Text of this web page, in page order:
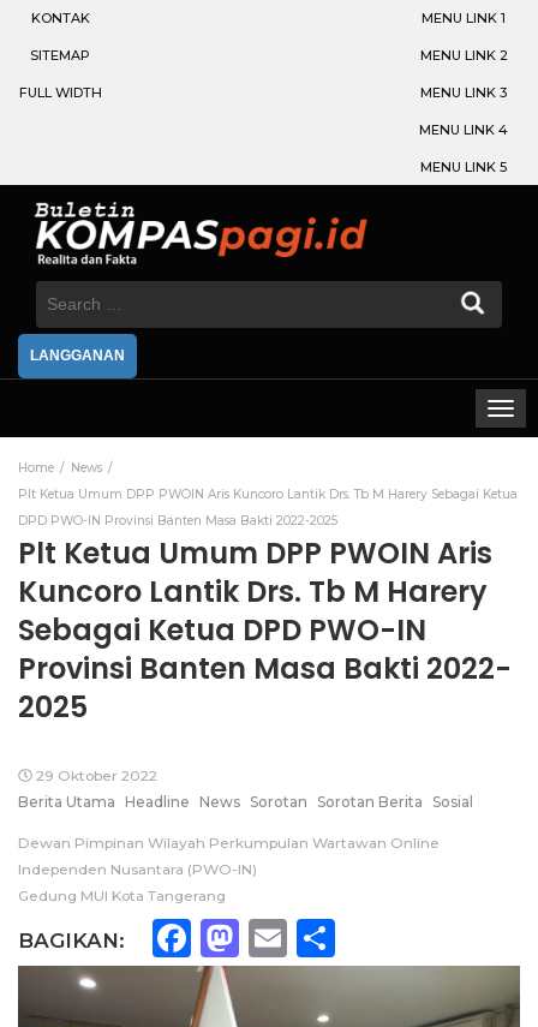
KONTAK
SITEMAP
FULL WIDTH
MENU LINK 1
MENU LINK 2
MENU LINK 3
MENU LINK 4
MENU LINK 5
Search
LANGGANAN
Home
News
Plt Ketua Umum DPP PWOIN Aris Kuncoro Lantik Drs. Tb M Harery Sebagai Ketua
DPD PWO-IN Provinsi Banten Masa Bakti 2022-2025
Plt Ketua Umum DPP PWOIN Aris
Kuncoro Lantik Drs. Tb M Harery
Sebagai Ketua DPD PWO-IN
Provinsi Banten Masa Bakti 2022-
2025
29 Oktober 2022
Berita Utama
Headline News Sorotan Sorotan Berita Sosial
Dewan Pimpinan Wilayah Perkumpulan Wartawan Online
Independen Nusantara (PWO-IN)
Gedung MUI Kota Tangerang
BAGIKAN: Facebook
Mastodon
Email